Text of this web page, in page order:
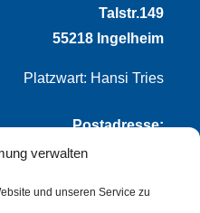
verwalten
und unseren Service zu
Talstr.149
55218 Ingelheim
Platzwart: Hansi Tries
Postadresse:
Frei-Weinheim 1921 e.V.
Thomas Winternheimer